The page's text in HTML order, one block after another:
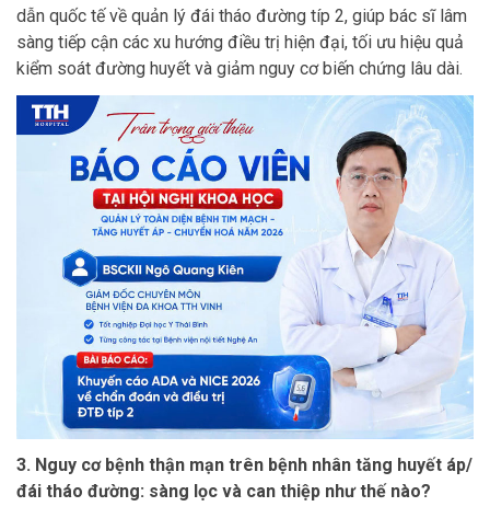
dẫn quốc tế về quản lý đái tháo đường típ 2, giúp bác sĩ lâm
sàng tiếp cận các xu hướng điều trị hiện đại, tối ưu hiệu quả
kiểm soát đường huyết và giảm nguy cơ biến chứng lâu dài.
3. Nguy cơ bệnh thận mạn trên bệnh nhân tăng huyết áp/
đái tháo đường: sàng lọc và can thiệp như thế nào?